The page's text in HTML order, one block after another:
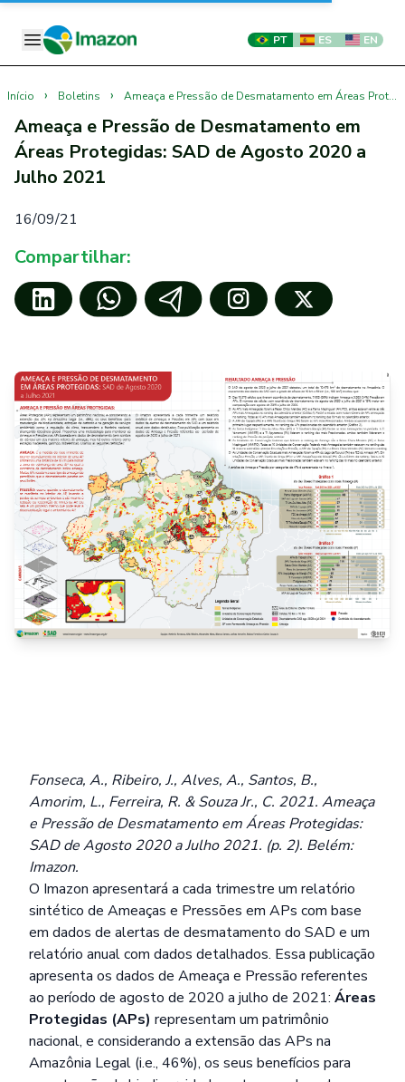
PT ES EN
Início › Boletins › Ameaça e Pressão de Desmatamento em Áreas Protegidas: SAD de Agosto 2020 a Julho 2021
Ameaça e Pressão de Desmatamento em
Áreas Protegidas: SAD de Agosto 2020 a
Julho 2021
16/09/21
Compartilhar:
Fonseca, A., Ribeiro, J., Alves, A., Santos, B.,
Amorim, L., Ferreira, R. & Souza Jr., C. 2021. Ameaça
e Pressão de Desmatamento em Áreas Protegidas:
SAD de Agosto 2020 a Julho 2021. (p. 2). Belém:
Imazon.
O Imazon apresentará a cada trimestre um relatório
sintético de Ameaças e Pressões em APs com base
em dados de alertas de desmatamento do SAD e um
relatório anual com dados detalhados. Essa publicação
apresenta os dados de Ameaça e Pressão referentes
ao período de agosto de 2020 a julho de 2021: Áreas
Protegidas (APs) representam um patrimônio
nacional, e considerando a extensão das APs na
Amazônia Legal (i.e., 46%), os seus benefícios para